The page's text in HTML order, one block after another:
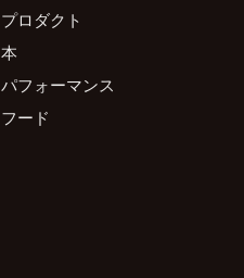
プロダクト
本
パフォーマンス
フード